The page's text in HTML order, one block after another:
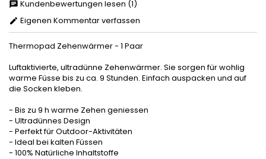
Kundenbewertungen lesen (1)
Eigenen Kommentar verfassen
Thermopad Zehenwärmer - 1 Paar
Luftaktivierte, ultradünne Zehenwärmer. Sie sorgen für wohlig
warme Füsse bis zu ca. 9 Stunden. Einfach auspacken und auf
die Socken kleben.
- Bis zu 9 h warme Zehen geniessen
- Ultradünnes Design
- Perfekt für Outdoor-Aktivitäten
- Ideal bei kalten Füssen
- 100% Natürliche Inhaltstoffe